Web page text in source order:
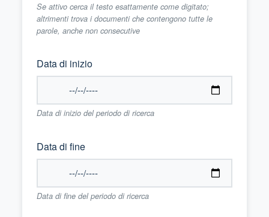
Se attivo cerca il testo esattamente come digitato;
altrimenti trova i documenti che contengono tutte le
parole, anche non consecutive
Data di inizio
Data di inizio del periodo di ricerca
Data di fine
Data di fine del periodo di ricerca